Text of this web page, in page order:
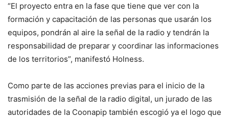
“El proyecto entra en la fase que tiene que ver con la
formación y capacitación de las personas que usarán los
equipos, pondrán al aire la señal de la radio y tendrán la
responsabilidad de preparar y coordinar las informaciones
de los territorios”, manifestó Holness.
Como parte de las acciones previas para el inicio de la
trasmisión de la señal de la radio digital, un jurado de las
autoridades de la Coonapip también escogió ya el logo que